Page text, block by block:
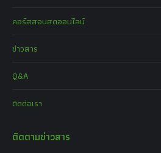
คอร์สสอนสดออนไลน์
ข่าวสาร
Q&A
ติดต่อเรา
ติดตามข่าวสาร